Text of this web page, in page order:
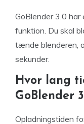
GoBlender 3.0
funktion. Du skal
tænde blenderen,
sekunder.
Hvor lang
GoBlender
Opladningstiden